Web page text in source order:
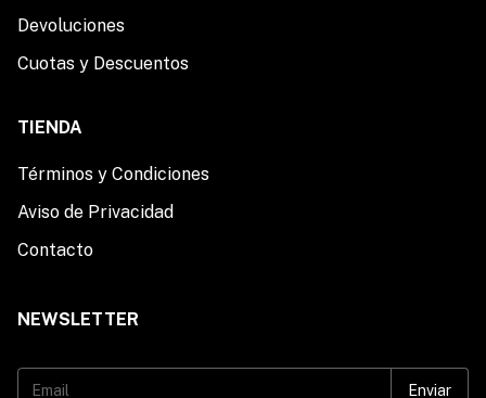
Devoluciones
Cuotas y Descuentos
TIENDA
Términos y Condiciones
Aviso de Privacidad
Contacto
NEWSLETTER